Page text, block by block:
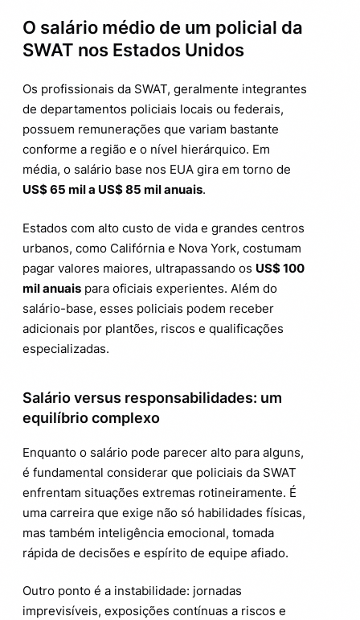
O salário médio de um policial da
SWAT nos Estados Unidos
Os profissionais da SWAT, geralmente integrantes
de departamentos policiais locais ou federais,
possuem remunerações que variam bastante
conforme a região e o nível hierárquico. Em
média, o salário base nos EUA gira em torno de
US$ 65 mil a US$ 85 mil anuais.
Estados com alto custo de vida e grandes centros
urbanos, como Califórnia e Nova York, costumam
pagar valores maiores, ultrapassando os US$ 100
mil anuais para oficiais experientes. Além do
salário-base, esses policiais podem receber
adicionais por plantões, riscos e qualificações
especializadas.
Salário versus responsabilidades: um
equilíbrio complexo
Enquanto o salário pode parecer alto para alguns,
é fundamental considerar que policiais da SWAT
enfrentam situações extremas rotineiramente. É
uma carreira que exige não só habilidades físicas,
mas também inteligência emocional, tomada
rápida de decisões e espírito de equipe afiado.
Outro ponto é a instabilidade: jornadas
imprevisíveis, exposições contínuas a riscos e